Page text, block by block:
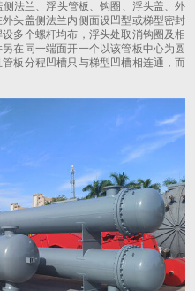
兰、浮头管板、钩圈、浮头盖、外
头盖侧法兰内侧面设凹型或梯型密封
多个螺杆均布，浮头处取消钩圈及相
在同一端面开一个以该管板中心为圆
板分程凹槽只与梯型凹槽相连通，而